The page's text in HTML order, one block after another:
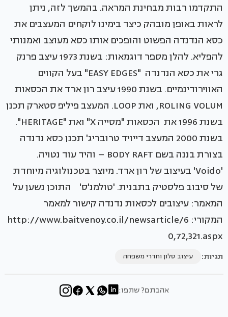
התקדמו רבות מבחינת המראה. בהמשך לזה, ניתן
לראות באופן מובהק כיצד בימינו לוקחים המעצבים את
כסא הנדנדה הפשוט והופכים אותו כסא מעוצב ואמנותי
להפליא. להלן מספר דוגמאות: בשנת 1973 עיצב פרנק
גרי את כסא הנדנדה "EASY EDGES" בעל הקווים
האווירודינמיים. בשנת 1990 עיצב רון ארד את הכסאות
ROLING VOLUM, ואת LOOP. המעצב פיליפ סטארק תכנן
בשנת 1996 את הכסאות "מסייה X" ואת "HERITAGE".
בשנת 2000 המעצב דייויד טרובריג' תכנן כסא נדנדה
בצורת בננה בשם BODY RAFT – והיד עוד נטויה.
'Voido' בעיצוב של רון ארד. מיוצר בטכנולוגיה מיוחדת
של סיבוב פלסטיק בתבנית. 'טולמנ'ס' התוכן נשען על
המאמר: עיצובים לכסאות נדנדה קישור למאמר
המקורי: http://www.baitvenoy.co.il/newsarticle/6
0,72,321.aspx
תגיות: עיצוב סלון וחדרי משפחה
אהבתם? שתפו: